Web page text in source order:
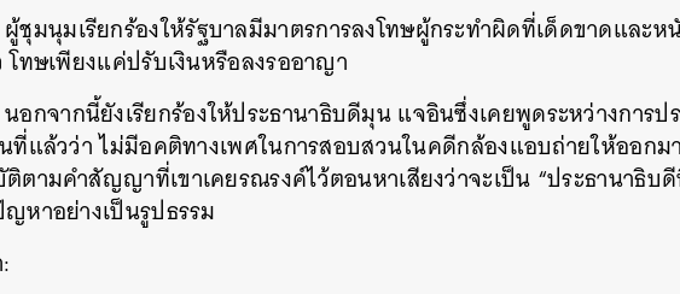
ผู้ชุมนุมเรียกร้องให้รัฐบาลมีมาตรการลงโทษผู้กระทำผิดที่เด็ดขาดและ
โทษเพียงแค่ปรับเงินหรือลงรออาญา
นอกจากนี้ยังเรียกร้องให้ประธานาธิบดีมุน แจอินซึ่งเคยพูดระหว่างการ
ที่แล้วว่า ไม่มีอคติทางเพศในการสอบสวนในคดีกล้องแอบถ่ายให้ออก
ตามคำสัญญาที่เขาเคยรณรงค์ไว้ตอนหาเสียงว่าจะเป็น “ประธานาธิบ
หาอย่างเป็นรูปธรรม
SHARE TWEET LINE EMAIL